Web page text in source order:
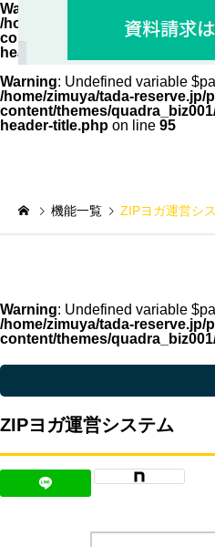
Warning
/home/zimuya/tada-reserve.jp/
content/themes/
header-title.php
Warning: Undefined variable
/home/zimuya/tada-reserve.jp/
content/themes/
header-title.php on line 95
機能一覧 ZIPヨガ運営シ
Warning: Undefined variable
/home/zimuya/tada-reserve.jp/
content/themes/
: Undefined variable
ZIPヨガ運営システム